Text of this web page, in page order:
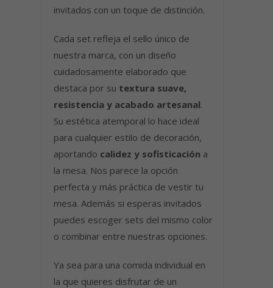
invitados con un toque de distinción.
Cada set refleja el sello único de
nuestra marca, con un diseño
cuidadosamente elaborado que
destaca por su textura suave,
resistencia y acabado artesanal.
Su estética atemporal lo hace ideal
para cualquier estilo de decoración,
aportando calidez y sofisticación a
la mesa. Nos parece la opción
perfecta y más práctica de vestir tu
mesa. Además si esperas invitados
puedes escoger sets del mismo color
o combinar entre nuestras opciones.
Ya sea para una comida individual en
la que quieres disfrutar de un